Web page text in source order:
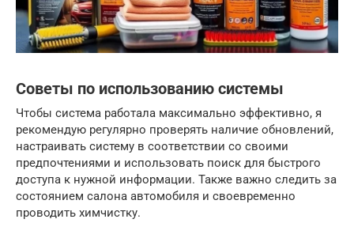
Советы по использованию системы
Чтобы система работала максимально эффективно, я
рекомендую регулярно проверять наличие обновлений,
настраивать систему в соответствии со своими
предпочтениями и использовать поиск для быстрого
доступа к нужной информации. Также важно следить за
состоянием салона автомобиля и своевременно
проводить химчистку.